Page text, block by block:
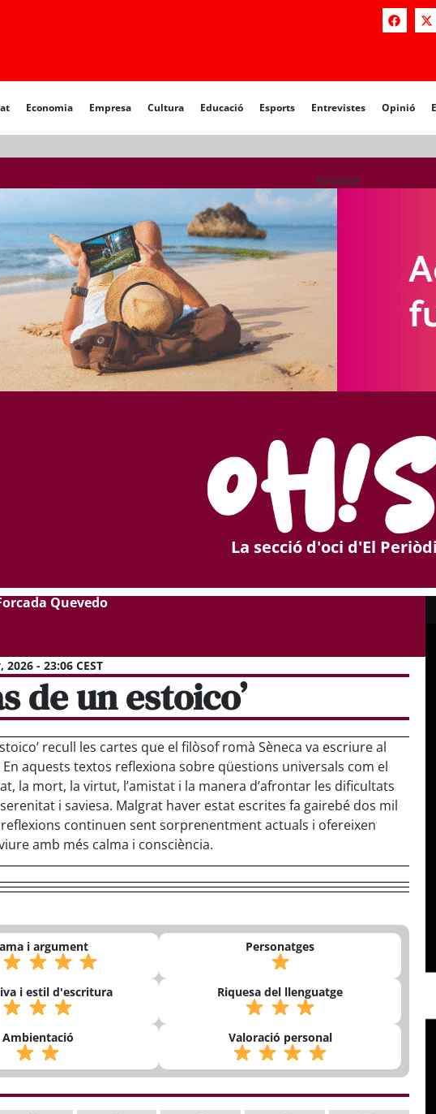
Economia Empresa Cultura Educació Esports Entrevistes Opinió
Opinió
Publicitat
La secció d'oci d'El
Quevedo
2026 - 23:06 CEST
de un estoico’
recull les cartes que el filòsof romà Sèneca va escriure al
En aquests textos reflexiona sobre qüestions universals com el
la mort, la virtut, l’amistat i la manera d’afrontar les dificultats
i saviesa. Malgrat haver estat escrites fa gairebé dos mil
reflexions continuen sent sorprenentment actuals i ofereixen
amb més calma i consciència.
i argument Personatges
i estil d'escritura Riquesa del llenguatge
Ambientació Valoració personal